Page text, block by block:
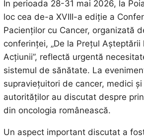
În perioada 28-31 mai 2026, la
loc cea de-a XVIII-a ediție a
Pacienților cu Cancer, organizată
conferinței, „De la Prețul Așteptării
Acțiunii”, reflectă urgentă
sistemul de sănătate. La
supraviețuitori de cancer, medici
autorităților au discutat despre
din oncologia românească.
Un aspect important discutat a